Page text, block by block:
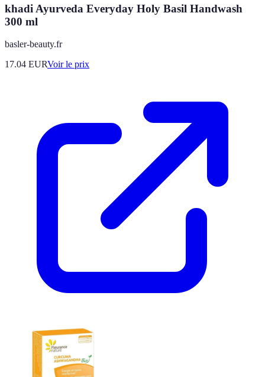
khadi Ayurveda Everyday Holy Basil Handwash
300 ml
basler-beauty.fr
17.04 EURVoir le prix